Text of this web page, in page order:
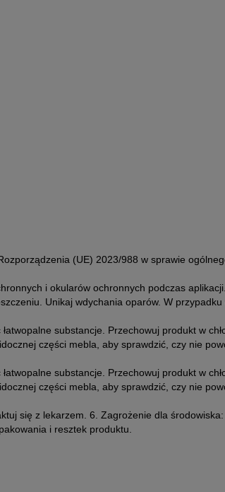
(UE) 2023/988 w sprawie
i okularów ochronnych podczas
Unikaj wdychania oparów. W przypadku
substancje. Przechowuj produkt w
części mebla, aby sprawdzić, czy nie
substancje. Przechowuj produkt w
części mebla, aby sprawdzić, czy nie
się z lekarzem. 6. Zagrożenie dla
i resztek produktu.